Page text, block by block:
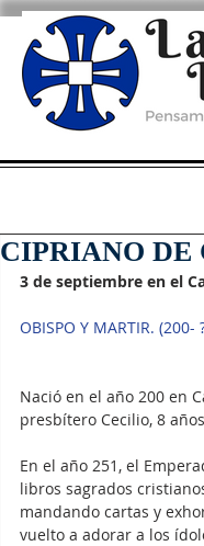
CIPRIANO DE
3 de septiembre en el
OBISPO Y MARTIR. (200-
Nació en el año 200 en
presbítero Cecilio, 8
En el año 251, el
libros sagrados
mandando cartas y
vuelto a adorar a los